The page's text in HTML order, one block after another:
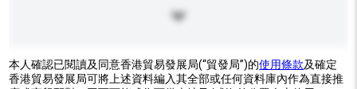
本人確認已閱讀及同意香港貿易發展局(“貿發局”)的使用條款及確定
香港貿易發展局可將上述資料編入其全部或任何資料庫內作為直接推